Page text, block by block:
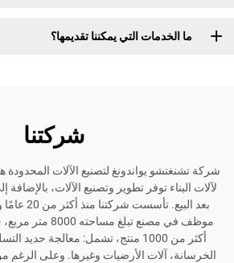
ما الخدمات التي يمكننا تقديمها؟
شركتنا
شركة تشنغتشو يواندونغ لتصنيع الآلات
لآلات البناء توفر تطوير وتصنيع الآلات،
موظف في مصنع تبلغ
أكثر من 1000 منتج، تشمل: معالجة